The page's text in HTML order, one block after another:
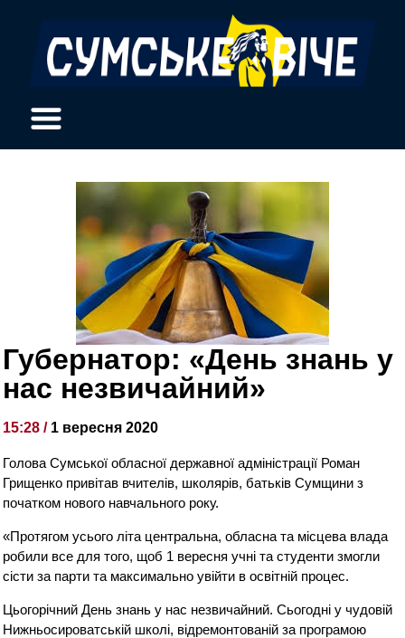
Губернатор: «День знань у
нас незвичайний»
15:28 / 1 вересня 2020
Голова Сумської обласної державної адміністрації Роман
Грищенко привітав вчителів, школярів, батьків Сумщини з
початком нового навчального року.
«Протягом усього літа центральна, обласна та місцева влада
робили все для того, щоб 1 вересня учні та студенти змогли
сісти за парти та максимально увійти в освітній процес.
Цьогорічний День знань у нас незвичайний. Сьогодні у чудовій
Нижньосироватській школі, відремонтованій за програмою